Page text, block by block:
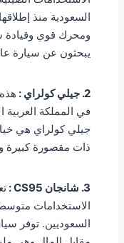
يبحثون عن سيارة
2. جيلي كولراي :
جيلي كولراي هي
ذات مقصورة كبيرة
3. شانجان CS95 :
الاستخدامات